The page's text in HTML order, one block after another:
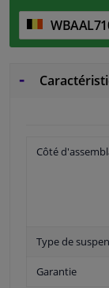
Côté
Type de
Garantie